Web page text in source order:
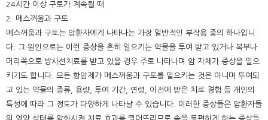
24시간 이상 구토가 계속될 때
2. 메스꺼움과 구토
메스꺼움과 구토는 암환자에게 나타나는 가장 일반적인 부작용 중의 하나입니
다. 그 원인으로는 이런 증상을 흔히 일으키는 약물을 투여 받고 있거나 복부나
머리쪽으로 방사선치료를 받고 있을 경우 주로 나타나며 암 자체가 증상을 일으
키기도 합니다. 모든 항암제가 메스꺼움과 구토를 일으키는 것은 아니며 투여되
고 있는 약물의 종류, 용량, 투여 기간, 연령, 이전에 받은 치료 경험 등 개인의
특성에 따라 그 정도가 다양하게 나타날 수 있습니다. 이러한 증상들은 암환자들